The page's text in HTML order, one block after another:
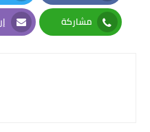
Facebook
مشاركة
Whatsapp